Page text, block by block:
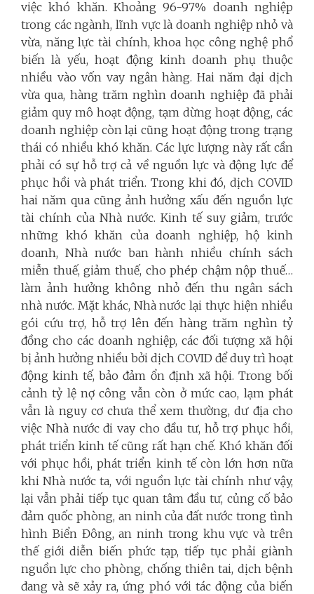
việc khó khăn. Khoảng 96-97% doanh nghiệp
trong các ngành, lĩnh vực là doanh nghiệp nhỏ và
vừa, năng lực tài chính, khoa học công nghệ phổ
biến là yếu, hoạt động kinh doanh phụ thuộc
nhiều vào vốn vay ngân hàng. Hai năm đại dịch
vừa qua, hàng trăm nghìn doanh nghiệp đã phải
giảm quy mô hoạt động, tạm dừng hoạt động, các
doanh nghiệp còn lại cũng hoạt động trong trạng
thái có nhiều khó khăn. Các lực lượng này rất cần
phải có sự hỗ trợ cả về nguồn lực và động lực để
phục hồi và phát triển. Trong khi đó, dịch COVID
hai năm qua cũng ảnh hưởng xấu đến nguồn lực
tài chính của Nhà nước. Kinh tế suy giảm, trước
những khó khăn của doanh nghiệp, hộ kinh
doanh, Nhà nước ban hành nhiều chính sách
miễn thuế, giảm thuế, cho phép chậm nộp thuế…
làm ảnh hưởng không nhỏ đến thu ngân sách
nhà nước. Mặt khác, Nhà nước lại thực hiện nhiều
gói cứu trợ, hỗ trợ lên đến hàng trăm nghìn tỷ
đồng cho các doanh nghiệp, các đối tượng xã hội
bị ảnh hưởng nhiều bởi dịch COVID để duy trì hoạt
động kinh tế, bảo đảm ổn định xã hội. Trong bối
cảnh tỷ lệ nợ công vẫn còn ở mức cao, lạm phát
vẫn là nguy cơ chưa thể xem thường, dư địa cho
việc Nhà nước đi vay cho đầu tư, hỗ trợ phục hồi,
phát triển kinh tế cũng rất hạn chế. Khó khăn đối
với phục hồi, phát triển kinh tế còn lớn hơn nữa
khi Nhà nước ta, với nguồn lực tài chính như vậy,
lại vẫn phải tiếp tục quan tâm đầu tư, củng cố bảo
đảm quốc phòng, an ninh của đất nước trong tình
hình Biển Đông, an ninh trong khu vực và trên
thế giới diễn biến phức tạp, tiếp tục phải giành
nguồn lực cho phòng, chống thiên tai, dịch bệnh
đang và sẽ xảy ra, ứng phó với tác động của biến